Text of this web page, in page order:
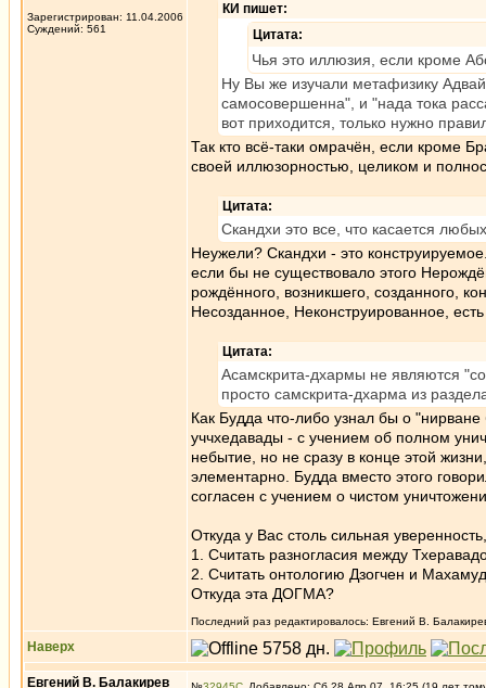
Зарегистрирован: 11.04.2006
Суждений: 561
КИ пишет:
Цитата:
Чья это иллюзия, если кроме
Ну Вы же изучали метафизику
самосовершенна", и "нада тока
вот приходится, только нужно
Так кто всё-таки омрачён, если кроме
своей иллюзорностью, целиком и
Цитата:
Скандхи это все, что касается
Неужели? Скандхи - это
если бы не существовало этого
рождённого, возникшего, созданного,
Несозданное, Неконструированное,
Цитата:
Асамскрита-дхармы не являются
просто самскрита-дхарма из
Как Будда что-либо узнал бы о
уччхедавады - с учением об полном
небытие, но не сразу в конце этой
элементарно. Будда вместо этого
согласен с учением о чистом
Откуда у Вас столь сильная
1. Считать разногласия между
2. Считать онтологию Дзогчен и
Откуда эта ДОГМА?
Последний раз редактировалось: Евгений В.
Наверх
Евгений В. Балакирев